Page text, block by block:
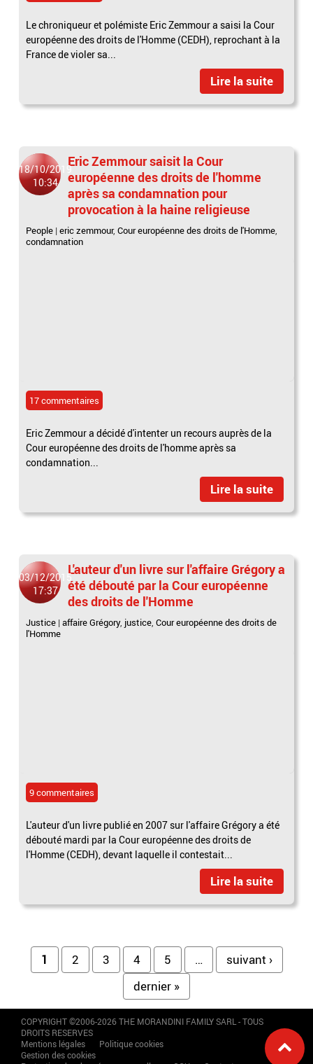
Le chroniqueur et polémiste Eric Zemmour a saisi la Cour
européenne des droits de l'Homme (CEDH), reprochant à la
France de violer sa...
Lire la suite
18/10/2019
10:34
Eric Zemmour saisit la Cour
européenne des droits de l'homme
après sa condamnation pour
provocation à la haine religieuse
People |eric zemmour,Cour européenne des droits de l'Homme,
condamnation
17 commentaires
Eric Zemmour a décidé d'intenter un recours auprès de la
Cour européenne des droits de l'homme après sa
condamnation...
Lire la suite
03/12/2015
17:37
L'auteur d'un livre sur l'affaire Grégory a
été débouté par la Cour européenne
des droits de l'Homme
Justice |affaire Grégory, justice,Cour européenne des droits de
l'Homme
9 commentaires
L'auteur d'un livre publié en 2007 sur l'affaire Grégory a été
débouté mardi par la Cour européenne des droits de
l'Homme (CEDH), devant laquelle il contestait...
Lire la suite
Pages
1 2 3 4 5 …
suivant ›
dernier »
COPYRIGHT ©2006-2026 THE MORANDINI FAMILY SARL - TOUS
DROITS RESERVES
Mentions légales
Politique cookies
Gestion des cookies